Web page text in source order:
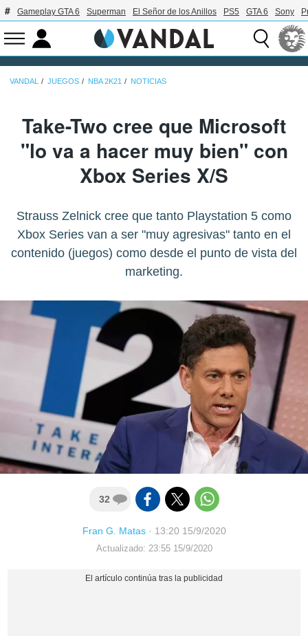
Gameplay GTA 6 Superman El Señor de los Anillos PS5 GTA 6 Sony
VANDAL JUEGOS NBA 2K21 NOTICIAS
Take-Two cree que Microsoft
"lo va a hacer muy bien" con
Xbox Series X/S
Strauss Zelnick cree que tanto Playstation 5 como
Xbox Series van a ser "muy agresivas" tanto en el
contenido (juegos) como desde el punto de vista del
marketing.
32
Fran G. Matas· 13:20 15/9/2020
Actualizado: 23:55 15/9/2020